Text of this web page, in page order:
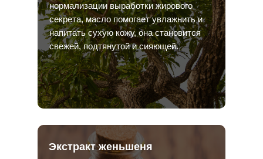
Экстракт женьшеня
нормализации выработки жирового
секрета, масло помогает увлажнить и
напитать сухую кожу, она становится
свежей, подтянутой и сияющей.